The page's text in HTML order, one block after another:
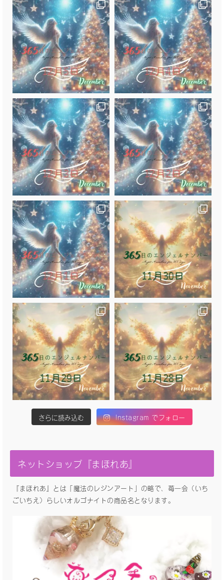
さらに読み込む Instagram でフォロー
ネットショップ『まほれあ』
『まほれあ』とは「魔法のレジンアート」の略で、苺一会（いち
ごいちえ）らしいオルゴナイトの商品名となります。